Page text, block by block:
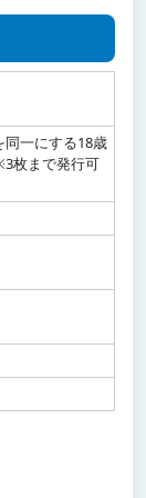
一にする18歳
枚まで発行可